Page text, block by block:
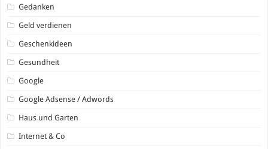
Gedanken
Geld verdienen
Geschenkideen
Gesundheit
Google
Google Adsense / Adwords
Haus und Garten
Internet & Co